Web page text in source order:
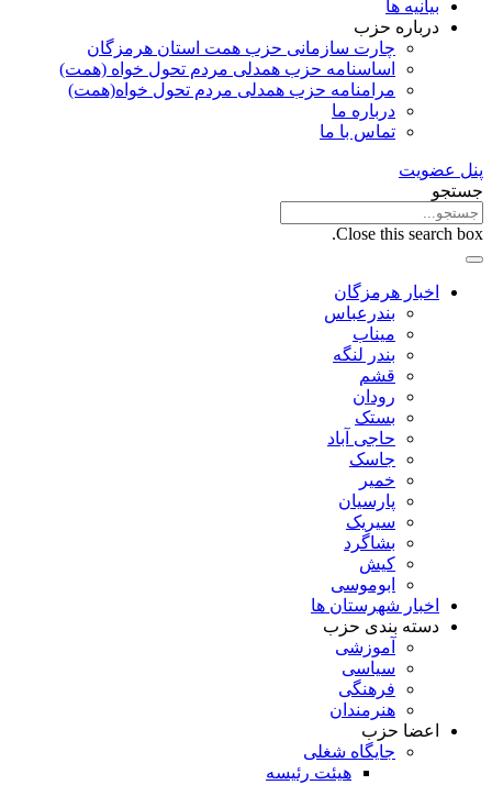
بیانیه ها
درباره حزب
چارت سازمانی حزب همت استان هرمزگان
اساسنامه حزب همدلی مردم تحول خواه (همت)
مرامنامه حزب همدلی مردم تحول خواه(همت)
درباره ما
تماس با ما
پنل عضویت
جستجو
Close this search box.
اخبار هرمزگان
بندرعباس
میناب
بندر لنگه
قشم
رودان
بستک
حاجی آباد
جاسک
خمیر
پارسیان
سیریک
بشاگرد
کیش
ابوموسی
اخبار شهرستان ها
دسته بندی حزب
آموزشی
سیاسی
فرهنگی
هنرمندان
اعضا حزب
جایگاه شغلی
هیئت رئیسه